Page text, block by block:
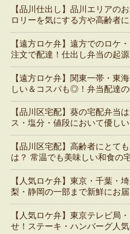
【品川仕出し】品川エリアの
ロリーを気にする方や高齢者
【遠方ロケ弁】遠方でのロケ
注文で配達！仕出し弁当の起
【遠方ロケ弁】関東一帯・東
しい＆コスパも◎！弁当配達
【品川区宅配】葵の宅配弁当
ス・塩分・値段において優し
【品川区宅配】高齢者にとて
は？ 常温でも美味しい和食の
【人気ロケ弁】東京・千葉・
梨・静岡の一部まで新鮮にお
【人気ロケ弁】東京テレビ局
せ！ステーキ・ハンバーグ人